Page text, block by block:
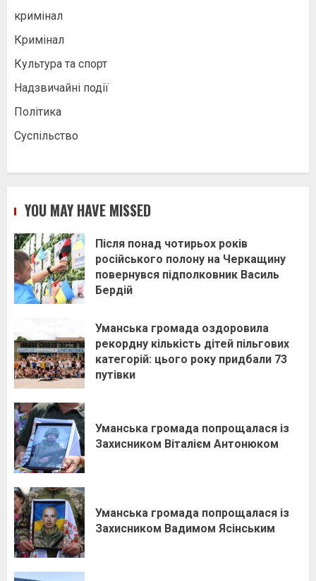
кримінал
Кримінал
Культура та спорт
Надзвичайні події
Політика
Суспільство
YOU MAY HAVE MISSED
Після понад чотирьох років
російського полону на Черкащину
повернувся підполковник Василь
Бердій
Уманська громада оздоровила
рекордну кількість дітей пільгових
категорій: цього року придбали 73
путівки
Уманська громада попрощалася із
Захисником Віталієм Антонюком
Уманська громада попрощалася із
Захисником Вадимом Ясінським